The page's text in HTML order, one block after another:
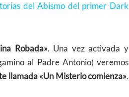
del Abismo del primer Dark
Robada». Una vez activada y
al Padre Antonio) veremos
llamada «Un Misterio comienza».